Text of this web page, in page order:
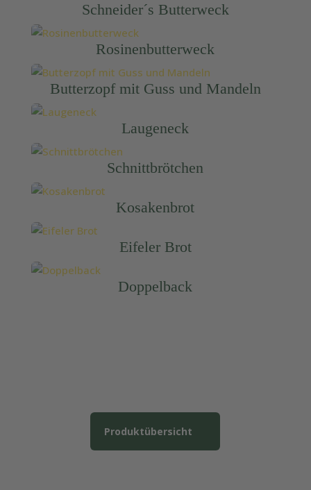
Schneider´s Butterweck
Rosinenbutterweck
Butterzopf mit Guss und Mandeln
Laugeneck
Schnittbrötchen
Kosakenbrot
Eifeler Brot
Doppelback
Produktübersicht